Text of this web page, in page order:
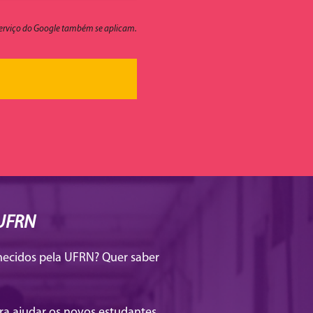
do Google também se aplicam.
pela UFRN? Quer saber